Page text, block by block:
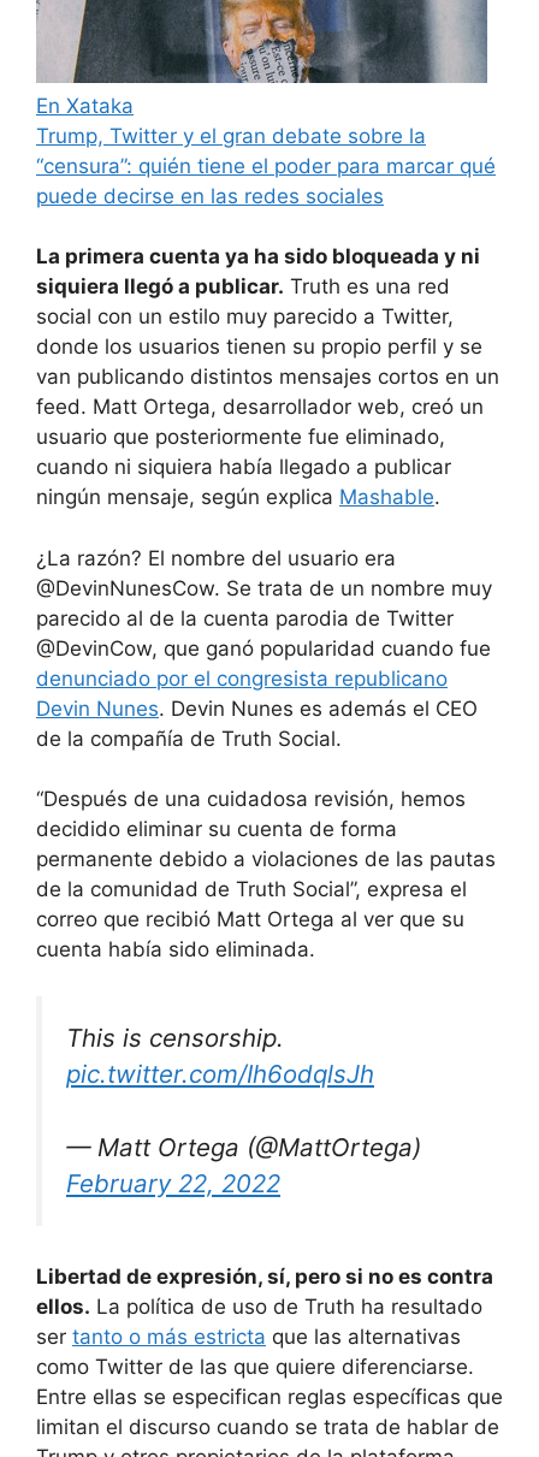
En Xataka
Trump, Twitter y el gran debate sobre la
“censura”: quién tiene el poder para marcar qué
puede decirse en las redes sociales
La primera cuenta ya ha sido bloqueada y ni
siquiera llegó a publicar. Truth es una red
social con un estilo muy parecido a Twitter,
donde los usuarios tienen su propio perfil y se
van publicando distintos mensajes cortos en un
feed. Matt Ortega, desarrollador web, creó un
usuario que posteriormente fue eliminado,
cuando ni siquiera había llegado a publicar
ningún mensaje, según explica Mashable.
¿La razón? El nombre del usuario era
@DevinNunesCow. Se trata de un nombre muy
parecido al de la cuenta parodia de Twitter
@DevinCow, que ganó popularidad cuando fue
denunciado por el congresista republicano
Devin Nunes. Devin Nunes es además el CEO
de la compañía de Truth Social.
“Después de una cuidadosa revisión, hemos
decidido eliminar su cuenta de forma
permanente debido a violaciones de las pautas
de la comunidad de Truth Social”, expresa el
correo que recibió Matt Ortega al ver que su
cuenta había sido eliminada.
This is censorship.
pic.twitter.com/Ih6odqlsJh
— Matt Ortega (@MattOrtega)
February 22, 2022
Libertad de expresión, sí, pero si no es contra
ellos. La política de uso de Truth ha resultado
ser tanto o más estricta que las alternativas
como Twitter de las que quiere diferenciarse.
Entre ellas se especifican reglas específicas que
limitan el discurso cuando se trata de hablar de